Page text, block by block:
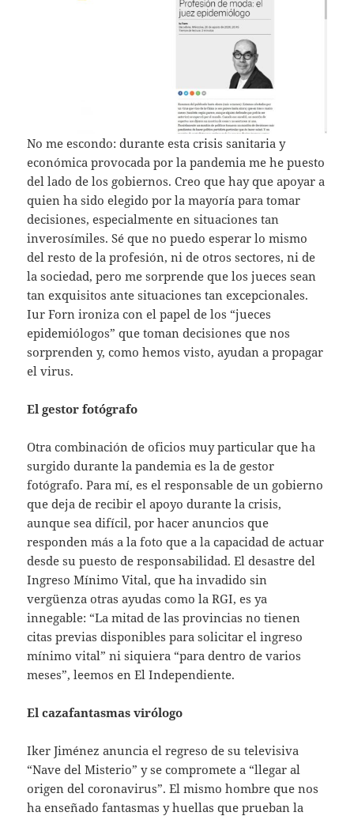
No me escondo: durante esta crisis sanitaria y
económica provocada por la pandemia me he puesto
del lado de los gobiernos. Creo que hay que apoyar a
quien ha sido elegido por la mayoría para tomar
decisiones, especialmente en situaciones tan
inverosímiles. Sé que no puedo esperar lo mismo
del resto de la profesión, ni de otros sectores, ni de
la sociedad, pero me sorprende que los jueces sean
tan exquisitos ante situaciones tan excepcionales.
Iur Forn ironiza con el papel de los “jueces
epidemiólogos” que toman decisiones que nos
sorprenden y, como hemos visto, ayudan a propagar
el virus.
El gestor fotógrafo
Otra combinación de oficios muy particular que ha
surgido durante la pandemia es la de gestor
fotógrafo. Para mí, es el responsable de un gobierno
que deja de recibir el apoyo durante la crisis,
aunque sea difícil, por hacer anuncios que
responden más a la foto que a la capacidad de actuar
desde su puesto de responsabilidad. El desastre del
Ingreso Mínimo Vital, que ha invadido sin
vergüenza otras ayudas como la RGI, es ya
innegable: “La mitad de las provincias no tienen
citas previas disponibles para solicitar el ingreso
mínimo vital” ni siquiera “para dentro de varios
meses”, leemos en El Independiente.
El cazafantasmas virólogo
Iker Jiménez anuncia el regreso de su televisiva
“Nave del Misterio” y se compromete a “llegar al
origen del coronavirus”. El mismo hombre que nos
ha enseñado fantasmas y huellas que prueban la